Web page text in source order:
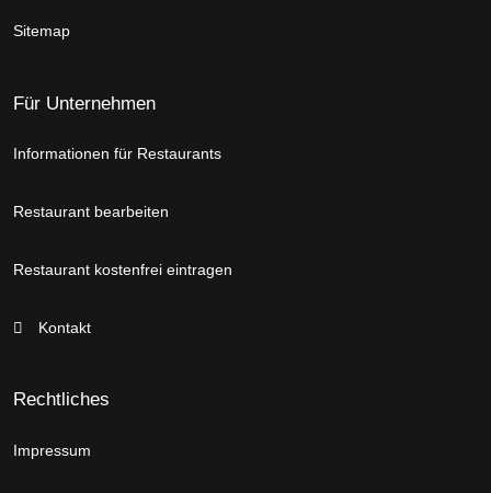
Sitemap
Für Unternehmen
Informationen für Restaurants
Restaurant bearbeiten
Restaurant kostenfrei eintragen
Kontakt
Rechtliches
Impressum